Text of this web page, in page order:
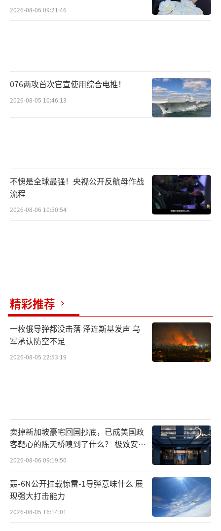
2026-08-06 09:21:46
076两攻首次官宣使用综合电推！
2026-08-05 10:46:13
不愧是全球最强！央视公开反航母作战
流程
2026-08-06 10:50:54
精彩推荐
一枚俄导弹都没击落 泽连斯基发声 乌
军承认防空不足
2026-08-05 22:53:19
卖掉新加坡豪宅回国抄底，已成美国政
客靶心的陈天桥嗅到了什么？ 极致安全
的追寻
2026-08-06 09:19:50
轰-6N公开挂载惊雷-1导弹意味什么 展
现强大打击能力
2026-08-05 16:14:01